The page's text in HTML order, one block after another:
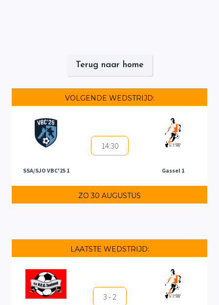
Terug naar home
VOLGENDE WEDSTRIJD:
SSA/SJO VBC'25 1
14:30
Gassel 1
ZO 30 AUGUSTUS
LAATSTE WEDSTRIJD:
3 - 2